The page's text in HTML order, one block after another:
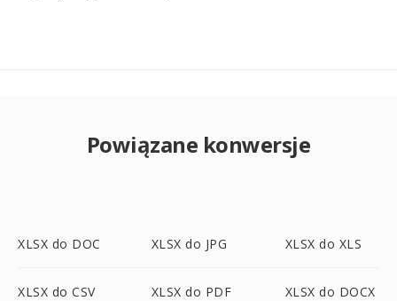
Powiązane konwersje
XLSX do DOC XLSX do JPG XLSX do XLS
XLSX do CSV XLSX do PDF XLSX do DOCX